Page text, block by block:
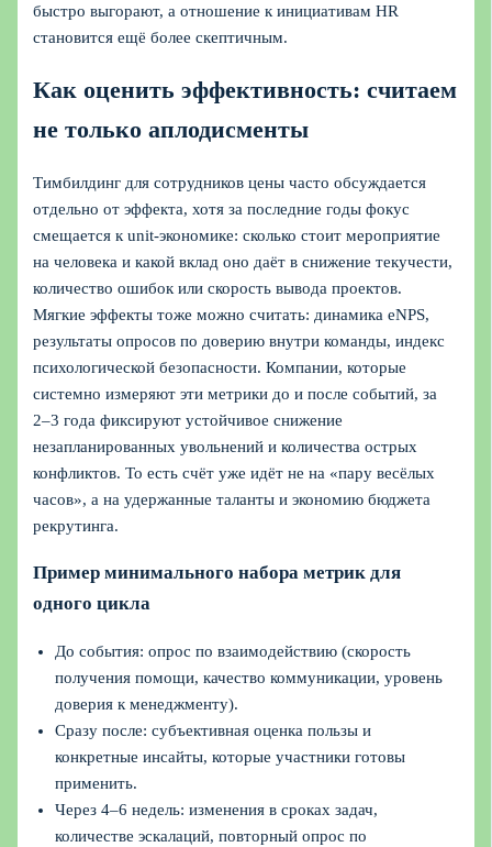
быстро выгорают, а отношение к инициативам HR
становится ещё более скептичным.
Как оценить эффективность: считаем
не только аплодисменты
Тимбилдинг для сотрудников цены часто обсуждается
отдельно от эффекта, хотя за последние годы фокус
смещается к unit-экономике: сколько стоит мероприятие
на человека и какой вклад оно даёт в снижение текучести,
количество ошибок или скорость вывода проектов.
Мягкие эффекты тоже можно считать: динамика eNPS,
результаты опросов по доверию внутри команды, индекс
психологической безопасности. Компании, которые
системно измеряют эти метрики до и после событий, за
2–3 года фиксируют устойчивое снижение
незапланированных увольнений и количества острых
конфликтов. То есть счёт уже идёт не на «пару весёлых
часов», а на удержанные таланты и экономию бюджета
рекрутинга.
Пример минимального набора метрик для
одного цикла
До события: опрос по взаимодействию (скорость
получения помощи, качество коммуникации, уровень
доверия к менеджменту).
Сразу после: субъективная оценка пользы и
конкретные инсайты, которые участники готовы
применить.
Через 4–6 недель: изменения в сроках задач,
количестве эскалаций, повторный опрос по